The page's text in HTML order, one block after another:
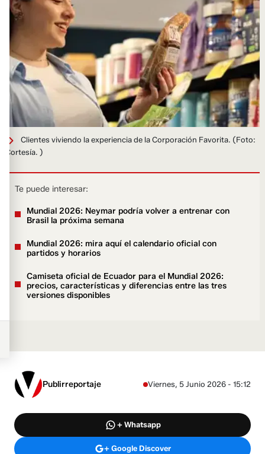
Clientes viviendo la experiencia de la Corporación Favorita. (Foto:
Cortesía. )
Te puede interesar:
Mundial 2026: Neymar podría volver a entrenar con
Brasil la próxima semana
Mundial 2026: mira aquí el calendario oficial con
partidos y horarios
Camiseta oficial de Ecuador para el Mundial 2026:
precios, características y diferencias entre las tres
versiones disponibles
Publirreportaje Viernes, 5 Junio 2026 - 15:12
+ Whatsapp
+ Google Discover